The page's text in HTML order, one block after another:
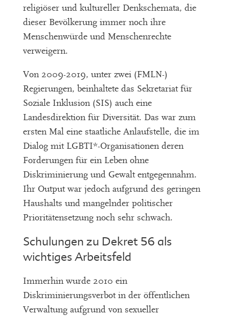
religiöser und kultureller Denkschemata, die
dieser Bevölkerung immer noch ihre
Menschenwürde und Menschenrechte
verweigern.
Von 2009-2019, unter zwei (FMLN-)
Regierungen, beinhaltete das Sekretariat für
Soziale Inklusion (SIS) auch eine
Landesdirektion für Diversität. Das war zum
ersten Mal eine staatliche Anlaufstelle, die im
Dialog mit LGBTI*-Organisationen deren
Forderungen für ein Leben ohne
Diskriminierung und Gewalt entgegennahm.
Ihr Output war jedoch aufgrund des geringen
Haushalts und mangelnder politischer
Prioritätensetzung noch sehr schwach.
Schulungen zu Dekret 56 als
wichtiges Arbeitsfeld
Immerhin wurde 2010 ein
Diskriminierungsverbot in der öffentlichen
Verwaltung aufgrund von sexueller